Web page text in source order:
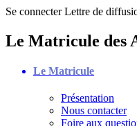
Se connecter Lettre de
Le Matricule des
Le Matricule
Présentation
Nous contacter
Foire aux